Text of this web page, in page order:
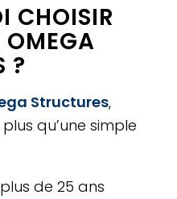
CHOISIR
?
Structures,
qu’une simple
de 25 ans